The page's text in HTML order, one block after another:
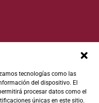
tecnologías como las
del dispositivo. El
procesar datos como el
únicas en este sitio.